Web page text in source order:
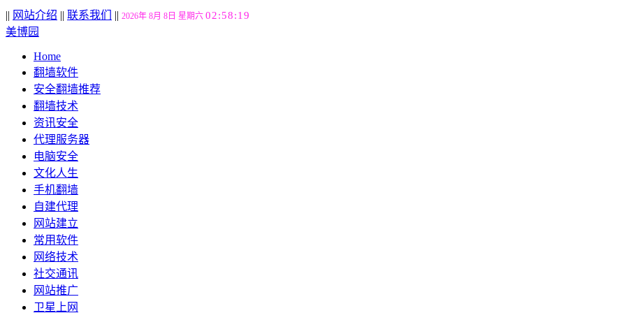
|| 网站介绍 || 联系我们 || 2026年 8月 8日 星期六 02:58:20
美博园
Home
翻墙软件
安全翻墙推荐
翻墙技术
资讯安全
代理服务器
电脑安全
文化人生
手机翻墙
自建代理
网站建立
常用软件
网络技术
社交通讯
网站推广
卫星上网